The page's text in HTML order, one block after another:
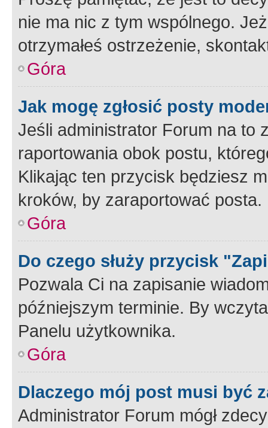
nie ma nic z tym wspólnego.
otrzymałeś ostrzeżenie,
Góra
Jak mogę zgłosić posty
Jeśli administrator Forum na to
raportowania obok postu,
Klikając ten przycisk będziesz
kroków, by zaraportować posta.
Góra
Do czego służy przycisk
Pozwala Ci na zapisanie
późniejszym terminie. By
Panelu użytkownika.
Góra
Dlaczego mój post musi być
Administrator Forum mógł